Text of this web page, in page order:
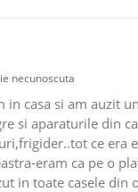
necunoscuta
in casa si am auzit
si aparaturile din
ce era
eram ca pe o
in toate casele din